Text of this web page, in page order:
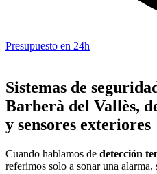
Presupuesto en 24h
Sistemas de
Barberà del Vallès,
y sensores exteriores
Cuando hablamos de detección
referimos solo a sonar una